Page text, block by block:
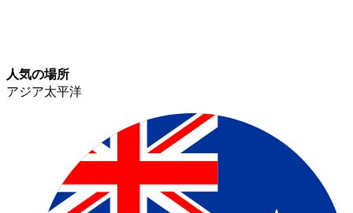
人気の場所​​
アジア太平洋​​